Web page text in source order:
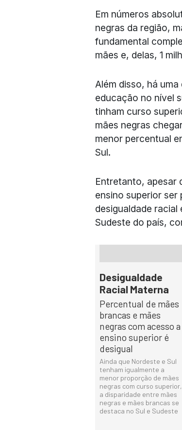
Em números
negras da região,
fundamental
mães e, delas, 1
Além disso, há
educação no nível
tinham curso
mães negras
menor percentual
Sul.
Entretanto, apesar
ensino superior ser
desigualdade racial
Sudeste do país,